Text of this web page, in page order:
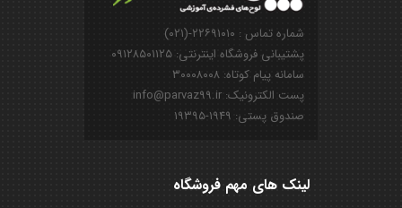
شماره تماس : ۲۲۶۹۱۰۱۰-(۰۲۱)
پشتیبانی فروشگاه اینترنتی: ۰۹۱۲۸۵۰۱۱۲۵
سامانه پیام کوتاه: ۳۰۰۰۸۰۰۸
پست الکترونیک: info@parvaz99.ir
صندوق پستی: ۱۹۴۹-۱۹۳۹۵
لینک های مهم فروشگاه